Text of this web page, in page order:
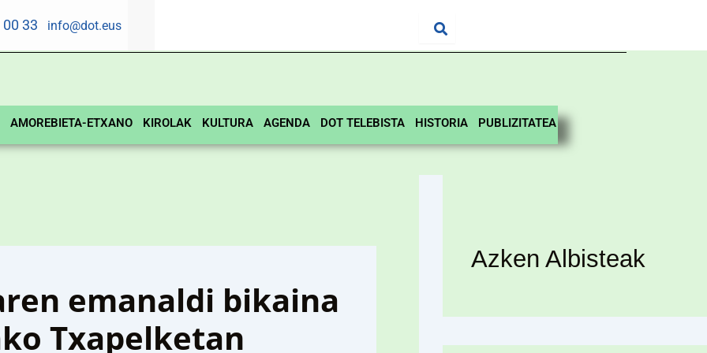
00 33 info@dot.eus
AMOREBIETA-ETXANO KIROLAK KULTURA AGENDA DOT TELEBISTA HISTORIA PUBLIZITATEA
emanaldi bikaina
Txapelketan
Azken Albisteak